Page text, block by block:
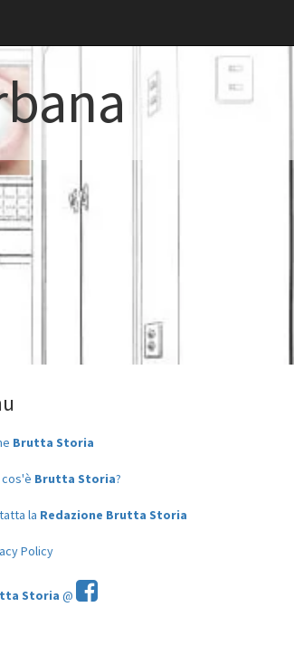
Brutta Storia
cos'è Brutta Storia?
la Redazione Brutta Storia
Policy
Storia @